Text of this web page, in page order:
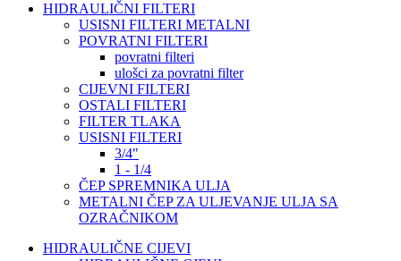
HIDRAULIČNI FILTERI
USISNI FILTERI METALNI
POVRATNI FILTERI
povratni filteri
ulošci za povratni filter
CIJEVNI FILTERI
OSTALI FILTERI
FILTER TLAKA
USISNI FILTERI
3/4"
1 - 1/4
ČEP SPREMNIKA ULJA
METALNI ČEP ZA ULJEVANJE ULJA SA
OZRAČNIKOM
HIDRAULIČNE CIJEVI